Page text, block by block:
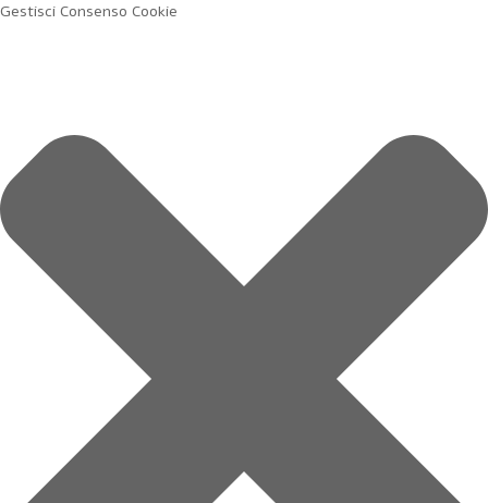
Gestisci Consenso Cookie